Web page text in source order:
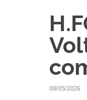
Cadastre seu Currículo
08/05/2026